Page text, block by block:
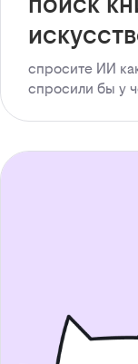
спросите ИИ
спросили бы у